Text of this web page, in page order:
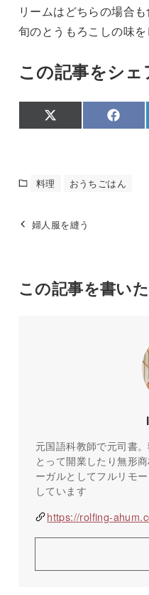
リームはどちらの場合も
旬のとうもろこしの味を
この記事をシェ
Share
on
X
(
)
Share
on
F
a
o
o
料理 おうちごはん
婦人服を縫う
この記事を書い
元国語科教師で元司書
とって開業したり無形
ーガルとしてフルリモ
しています
https://rolfing-